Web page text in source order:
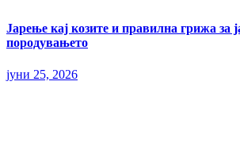
Јарење кај козите и правилна грижа за
породувањето
јуни 25, 2026